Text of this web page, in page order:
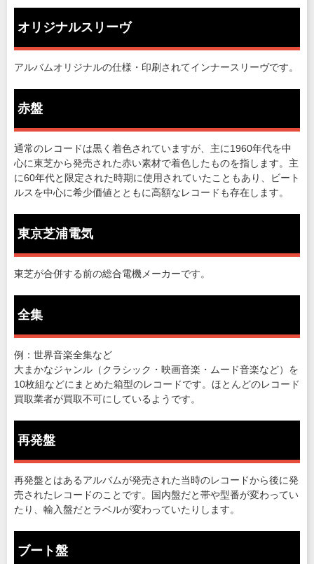
オリジナルスリーヴ
アルバムオリジナルの仕様・印刷されてインナースリーヴです。
赤盤
通常のレコードは黒く着色されていますが、主に1960年代を中
心に東芝から発売された赤い素材で着色したものを指します。主
に60年代と限定された時期に使用されていたこともあり、ビート
ルスを中心に希少価値とともに高額なレコードも存在します。
東京芝浦電気
東芝が合併する前の総合電機メーカーです。
全集
例：世界音楽全集など
大まかなジャンル（クラシック・映画音楽・ムード音楽など）を
10枚組などにまとめた箱型のレコードです。ほとんどのレコード
買取業者が買取不可にしているようです。
再発盤
再発盤とはあるアルバムが発売された当時のレコードから後に発
売されたレコードのことです。国内盤だと帯や型番が変わってい
たり、輸入盤だとラベルが変わっていたりします。
ブート盤